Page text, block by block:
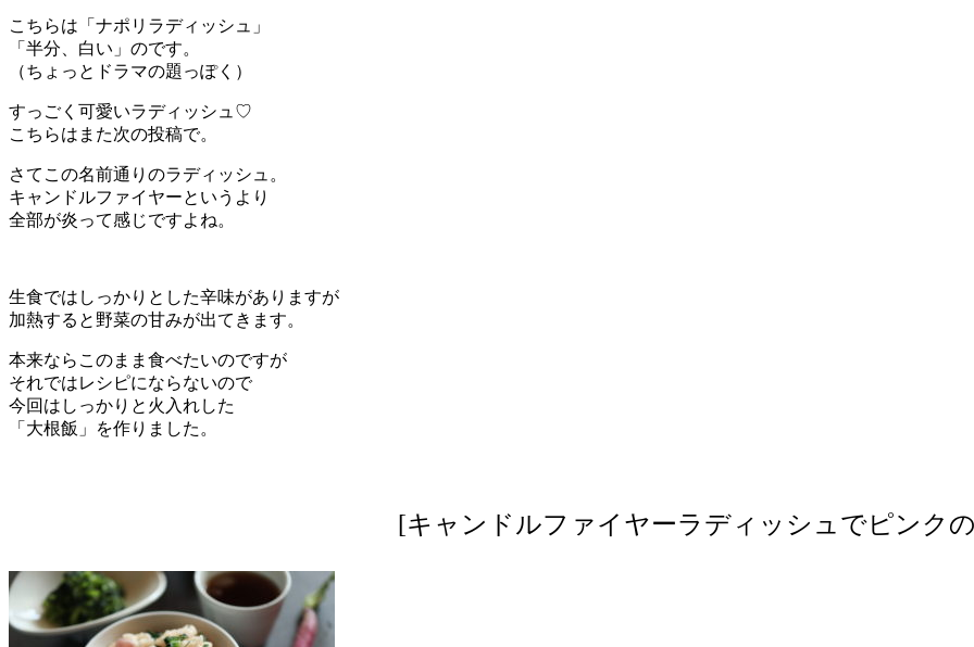
こちらは「ナポリラディッシュ」
「半分、白い」のです。
（ちょっとドラマの題っぽく）
すっごく可愛いラディッシュ♡
こちらはまた次の投稿で。
さてこの名前通りのラディッシュ。
キャンドルファイヤーというより
全部が炎って感じですよね。
生食ではしっかりとした辛味がありますが
加熱すると野菜の甘みが出てきます。
本来ならこのまま食べたいのですが
それではレシピにならないので
今回はしっかりと火入れした
「大根飯」を作りました。
[キャンドルファイヤーラディッシュでピンク